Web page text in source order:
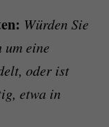
Würden Sie
um eine
oder ist
etwa in